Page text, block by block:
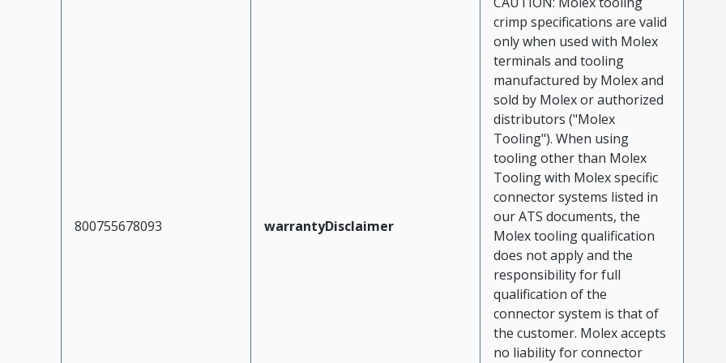
800755678093 warrantyDisclaimer
crimp specifications are valid
only when used with Molex
terminals and tooling
manufactured by Molex and
sold by Molex or authorized
distributors ("Molex
Tooling"). When using
tooling other than Molex
Tooling with Molex specific
connector systems listed in
our ATS documents, the
Molex tooling qualification
does not apply and the
responsibility for full
qualification of the
connector system is that of
the customer. Molex accepts
no liability for connector